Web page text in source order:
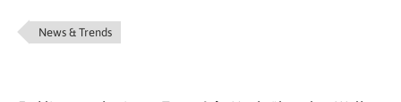
News & Trends